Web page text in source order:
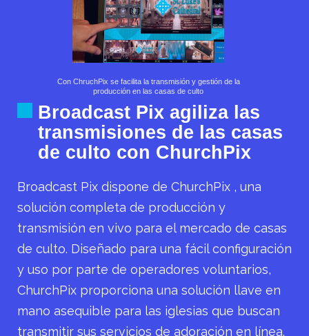
Con ChruchPix se facilita la transmisión y gestión de la
producción en las casas de culto
Broadcast Pix agiliza las
transmisiones de las casas
de culto con ChurchPix
Broadcast Pix dispone de ChurchPix , una
solución completa de producción y
transmisión en vivo para el mercado de casas
de culto. Diseñado para una fácil configuración
y uso por parte de operadores voluntarios,
ChurchPix proporciona una solución llave en
mano asequible para las iglesias que buscan
transmitir sus servicios de adoración en línea.